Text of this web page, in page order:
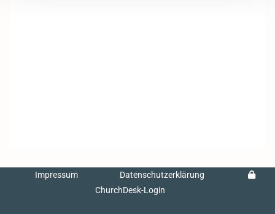
Impressum
Datenschutzerklärung
ChurchDesk-Login